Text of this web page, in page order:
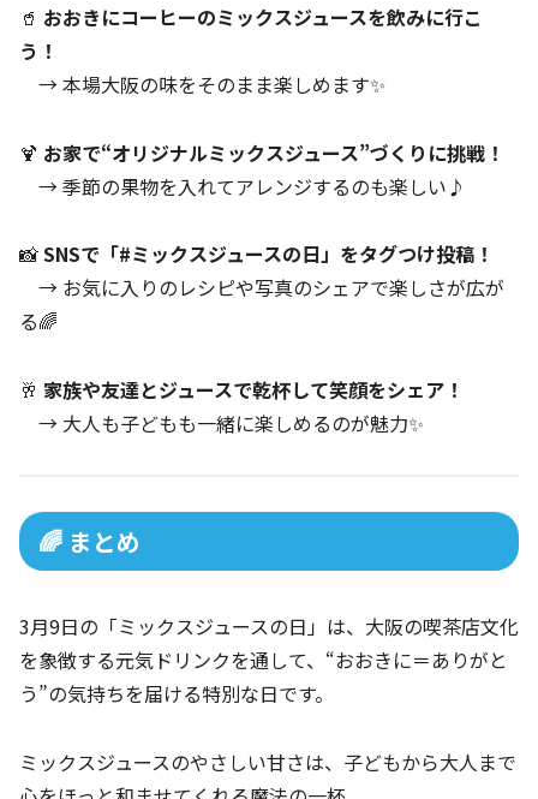
🥤 おおきにコーヒーのミックスジュースを飲みに行こ
う！
→ 本場大阪の味をそのまま楽しめます✨
🍹 お家で“オリジナルミックスジュース”づくりに挑戦！
→ 季節の果物を入れてアレンジするのも楽しい♪
📸SNSで「#ミックスジュースの日」をタグつけ投稿！
→ お気に入りのレシピや写真のシェアで楽しさが広が
る🌈
🥂 家族や友達とジュースで乾杯して笑顔をシェア！
→ 大人も子どもも一緒に楽しめるのが魅力✨
🌈 まとめ
3月9日の「ミックスジュースの日」は、大阪の喫茶店文化
を象徴する元気ドリンクを通して、“おおきに＝ありがと
う”の気持ちを届ける特別な日です。
ミックスジュースのやさしい甘さは、子どもから大人まで